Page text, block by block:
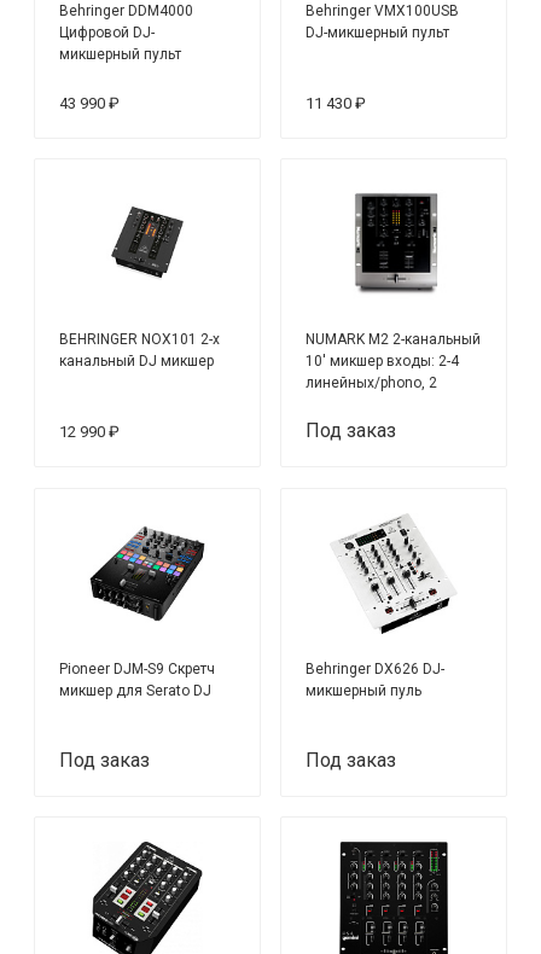
Behringer DDM4000
Цифровой DJ-
микшерный пульт
43 990 ₽
Behringer VMX100USB
DJ-микшерный пульт
11 430 ₽
BEHRINGER NOX101 2-х
канальный DJ микшер
12 990 ₽
NUMARK M2 2-канальный
10' микшер входы: 2-4
линейных/phono, 2
микрофонный
Под заказ
Pioneer DJM-S9 Скретч
микшер для Serato DJ
Под заказ
Behringer DX626 DJ-
микшерный пуль
Под заказ